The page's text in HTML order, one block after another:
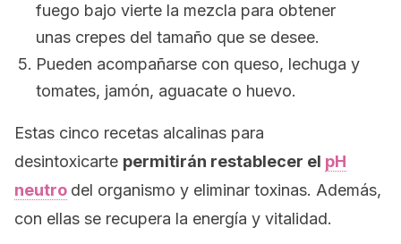
fuego bajo vierte la mezcla para obtener
unas crepes del tamaño que se desee.
Pueden acompañarse con queso, lechuga y
tomates, jamón, aguacate o huevo.
Estas cinco recetas alcalinas para
desintoxicarte permitirán restablecer el pH
neutro del organismo y eliminar toxinas. Además,
con ellas se recupera la energía y vitalidad.